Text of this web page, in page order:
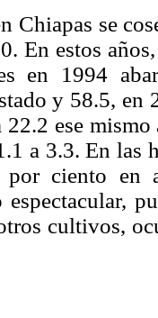
Chiapas se
En estos
en 1994
y 58.5,
22.2 ese
a 3.3. En las
ciento en
espectacular,
cultivos,